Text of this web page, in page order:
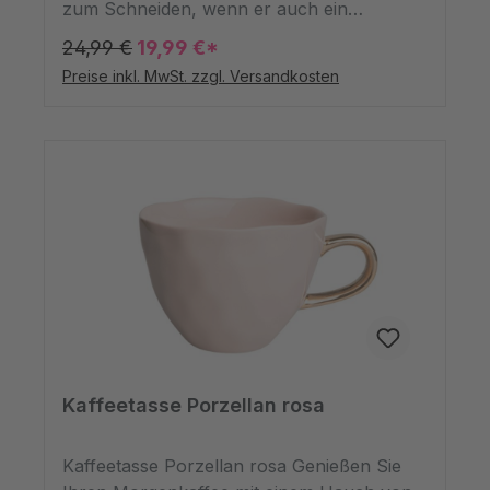
zum Schneiden, wenn er auch ein
rechteckiges haben kann? Dieses Holzbrett
ist genauso geformt und es schadet ihm
nicht, denn so kommt die Maserung der
darauf drapiert haben. Gleichzeitig lässt es
sich durch sein Lederband an einen Nagel
an der Wand in der Küche hängen. So
haben Sie genügend Platz zum Kochen.
24,99 € 19,99 €*
Preise inkl. MwSt. zzgl. Versandkosten
Kaffeetasse Porzellan rosa
Kaffeetasse Porzellan rosa Genießen Sie